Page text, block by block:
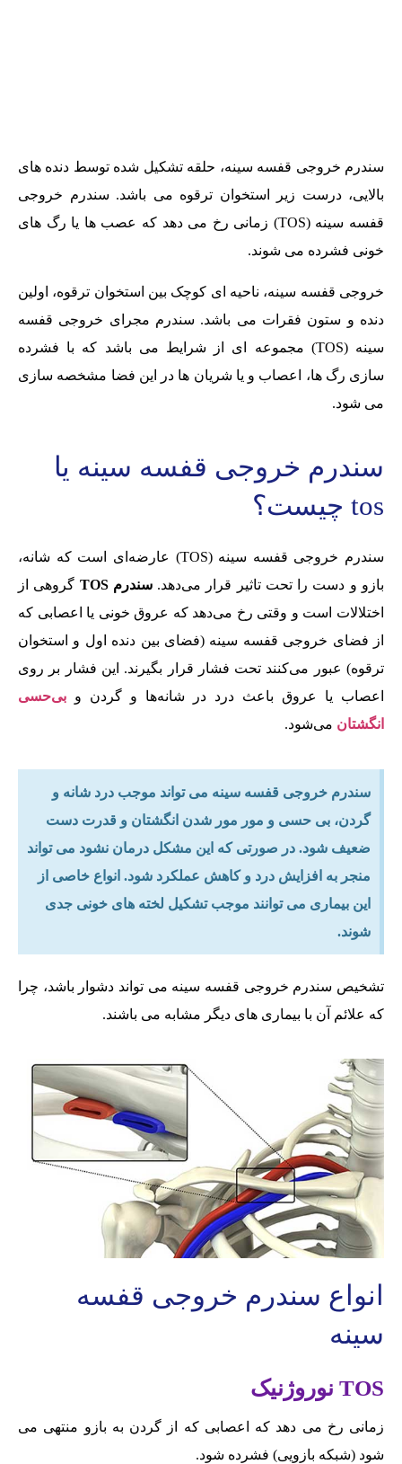
سندرم خروجی قفسه سینه، حلقه تشکیل شده توسط دنده های
بالایی، درست زیر استخوان ترقوه می باشد. سندرم خروجی
قفسه سینه (TOS) زمانی رخ می دهد که عصب ها یا رگ های
خونی فشرده می شوند.
خروجی قفسه سینه، ناحیه ای کوچک بین استخوان ترقوه، اولین
دنده و ستون فقرات می باشد. سندرم مجرای خروجی قفسه
سینه (TOS) مجموعه ای از شرایط می باشد که با فشرده
سازی رگ ها، اعصاب و یا شریان ها در این فضا مشخصه سازی
می شود.
سندرم خروجی قفسه سینه یا
tos چیست؟
سندرم خروجی قفسه سینه (TOS) عارضه‌ای است که شانه،
بازو و دست را تحت تاثیر قرار می‌دهد.سندرم TOS
گروهی از
اختلالات است و وقتی رخ می‌دهد که عروق خونی یا اعصابی که
از فضای خروجی قفسه سینه (فضای بین دنده اول و استخوان
ترقوه) عبور می‌کنند تحت فشار قرار بگیرند. این فشار بر روی
اعصاب یا عروق باعث درد در شانه‌ها و گردن و بی‌حسی
انگشتان می‌شود.
سندرم خروجی قفسه سینه می تواند موجب درد شانه و
گردن، بی حسی و مور مور شدن انگشتان و قدرت دست
ضعیف شود. در صورتی که این مشکل درمان نشود می تواند
منجر به افزایش درد و کاهش عملکرد شود. انواع خاصی از
این بیماری می توانند موجب تشکیل لخته های خونی جدی
شوند.
تشخیص سندرم خروجی قفسه سینه می تواند دشوار باشد، چرا
که علائم آن با بیماری های دیگر مشابه می باشند.
انواع سندرم خروجی قفسه
سینه
TOS نوروژنیک
زمانی رخ می دهد که اعصابی که از گردن به بازو منتهی می
شود (شبکه بازویی) فشرده شود.